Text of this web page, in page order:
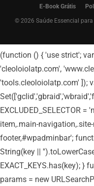
E-Book Grátis
© 2026 Saúde Essencial para
(function () { 'use strict';
'cleoloiolatp.com',
'tools.cleoloiolatp.com' ]);
EXCLUDED_SELECTOR =
item,.main-
footer,#wpadminbar';
String(key ||
EXACT_KEYS.has(key); }
params = new